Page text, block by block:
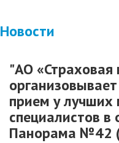
Новости
"АО «Страховая
прием у
специалистов
Панорама №42